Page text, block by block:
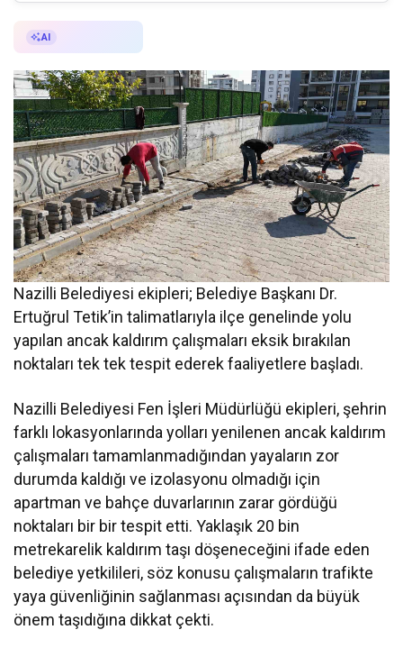
AI
Nazilli Belediyesi ekipleri; Belediye Başkanı Dr.
Ertuğrul Tetik’in talimatlarıyla ilçe genelinde yolu
yapılan ancak kaldırım çalışmaları eksik bırakılan
noktaları tek tek tespit ederek faaliyetlere başladı.
Nazilli Belediyesi Fen İşleri Müdürlüğü ekipleri, şehrin
farklı lokasyonlarında yolları yenilenen ancak kaldırım
çalışmaları tamamlanmadığından yayaların zor
durumda kaldığı ve izolasyonu olmadığı için
apartman ve bahçe duvarlarının zarar gördüğü
noktaları bir bir tespit etti. Yaklaşık 20 bin
metrekarelik kaldırım taşı döşeneceğini ifade eden
belediye yetkilileri, söz konusu çalışmaların trafikte
yaya güvenliğinin sağlanması açısından da büyük
önem taşıdığına dikkat çekti.